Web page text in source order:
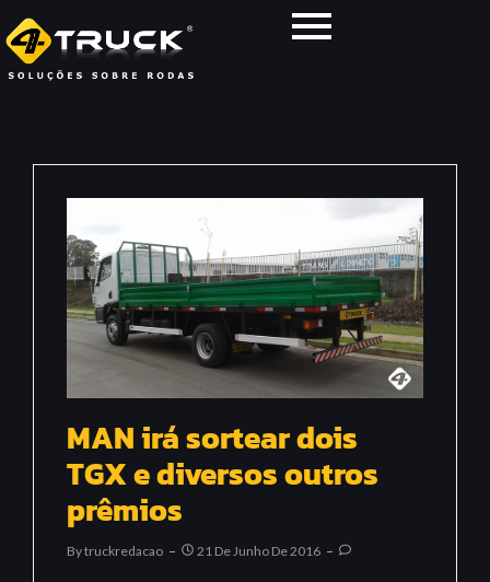
MAN irá sortear dois
TGX e diversos outros
prêmios
ByTruckredacao 21 De Junho De 2016